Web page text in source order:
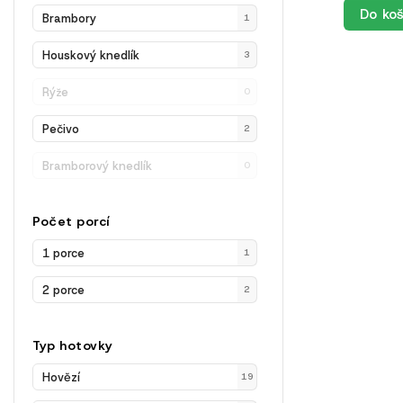
Brambory 1
Houskový knedlík 3
Rýže 0
Pečivo 2
Bramborový knedlík 0
Počet porcí
1 porce 1
2 porce 2
Typ hotovky
Hovězí 19
Do